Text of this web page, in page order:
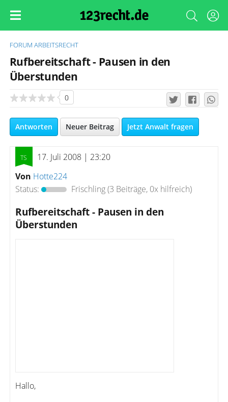
FORUM ARBEITSRECHT
Rufbereitschaft - Pausen in den
Überstunden
0
Antworten Neuer Beitrag Jetzt Anwalt fragen
17. Juli 2008 | 23:20
Von Hotte224
Status:
Frischling(3 Beiträge, 0x hilfreich)
Rufbereitschaft - Pausen in den
Überstunden
Hallo,